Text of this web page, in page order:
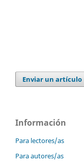
Enviar un artículo
Información
Para lectores/as
Para autores/as